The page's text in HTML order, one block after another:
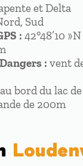
et Delta
Sud
: 42°48’10
: vent
au bord du lac
de 200m